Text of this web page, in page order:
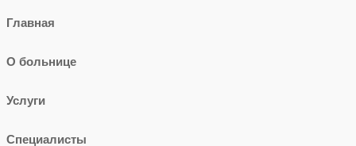
Главная
О больнице
Услуги
Специалисты